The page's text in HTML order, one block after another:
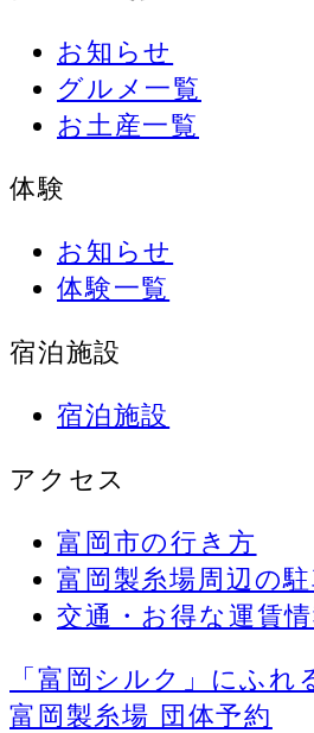
お知らせ
グルメ一覧
お土産一覧
体験
お知らせ
体験一覧
宿泊施設
宿泊施設
アクセス
富岡市の行き方
富岡製糸場周辺の
交通・お得な運賃情
「富岡シルク」にふれ
富岡製糸場 団体予約